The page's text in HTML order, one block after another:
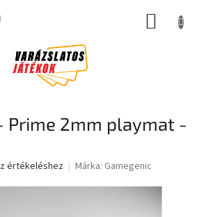
KOSÁR
Prime 2mm playmat -
értékeléshez Márka: Gamegenic